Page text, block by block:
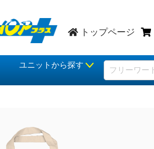
トップページ
ユニットから探す